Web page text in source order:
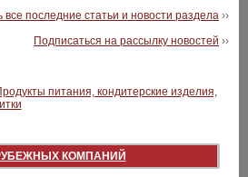
все последние статьи и новости раздела ››
Подписаться на рассылку новостей ››
КОМПАНИЙ